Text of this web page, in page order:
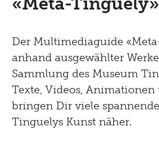
für Kinder und Familien
Tutorials
Projekte
&
Biografie
Sammlung
Bibliothek Dokumentation
Restaurierung
Digital
Multimediaguide
Tinguely@Home
Der Multimediaguide
anhand ausgewählter
Sammlung des Museum
Texte, Videos, Animationen
bringen Dir viele
Tinguelys Kunst näher.